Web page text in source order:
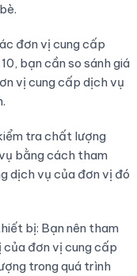
đơn vị cung cấp
bạn cần so sánh giá
vị cung cấp dịch vụ
tra chất lượng
bằng cách tham
dịch vụ của đơn vị đó
bị: Bạn nên tham
đơn vị cung cấp
trong quá trình